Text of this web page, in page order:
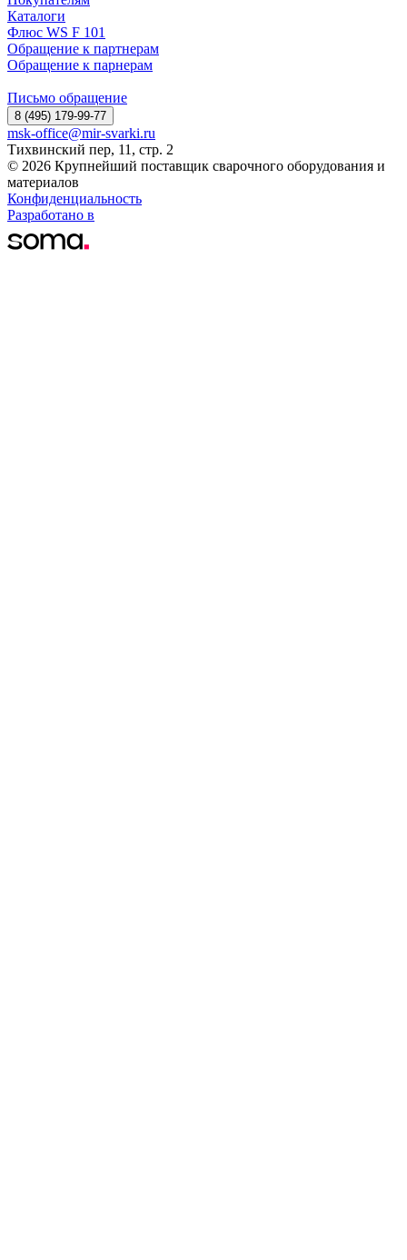
Каталоги
Флюс WS F 101
Обращение к партнерам
Обращение к парнерам
Письмо обращение
8 (495) 179-99-77
msk-office@mir-svarki.ru
Тихвинский пер, 11, стр. 2
© 2026 Крупнейший поставщик сварочного оборудования и
материалов
Конфиденциальность
Разработано в